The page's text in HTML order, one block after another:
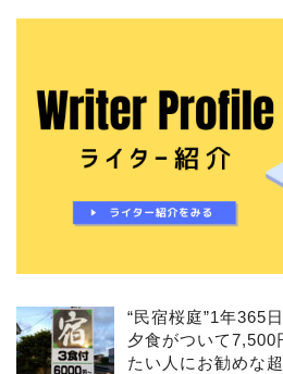
“民宿桜庭”1年365
夕食がついて7,500
たい人にお勧めな